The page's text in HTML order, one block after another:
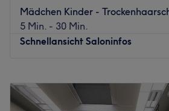
Mädchen Kinder -
5 Min. - 30 Min.
Schnellansicht Saloninfos
Dienstag
Mittwoch